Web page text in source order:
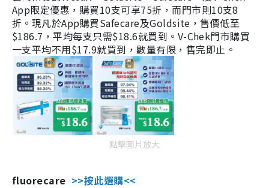
App限定優惠，購買10支可享75折，而門市則10支8
折。現凡於App購買Safecare及Goldsite，售價低至
$186.7，平均每支只需$18.6就買到。V-Chek門市購買
一支平均不用$17.9就買到，數量有限，售完即止。
點擊圖片放大
fluorecare >>按此選購<<